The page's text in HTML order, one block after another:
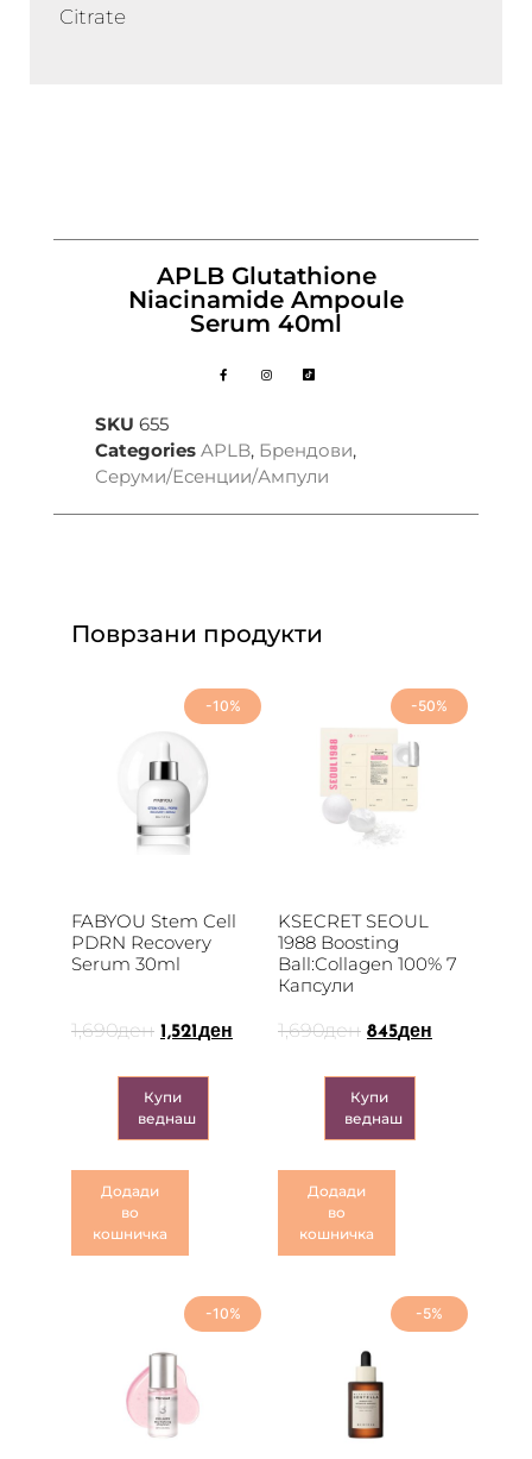
Citrate
APLB Glutathione
Niacinamide Ampoule
Serum 40ml
SKU 655
Categories APLB, Брендови,
Серуми/Есенции/Ампули
Поврзани продукти
-10%
FABYOU Stem Cell
PDRN Recovery
Serum 30ml
1,690ден 1,521 ден
Купи
веднаш
Додади
во
кошничка
-50%
KSECRET SEOUL
1988 Boosting
Ball:Collagen 100% 7
Капсули
1,690ден 845ден
Купи
веднаш
Додади
во
кошничка
-10% -5%